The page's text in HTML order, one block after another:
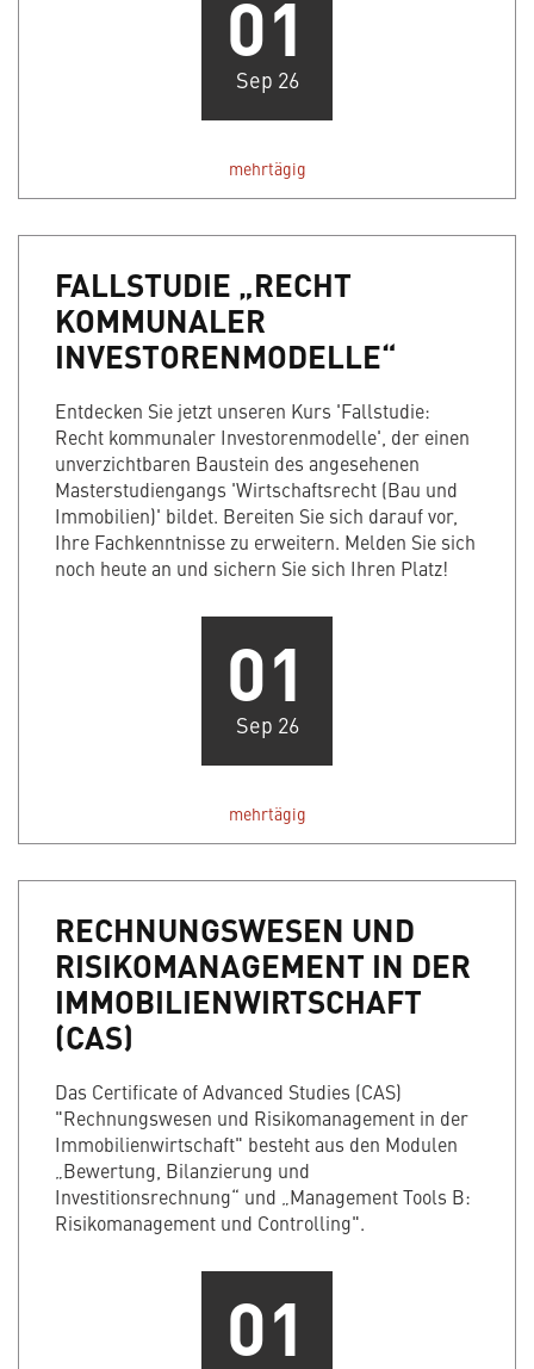
01
Sep 26
mehrtägig
FALLSTUDIE „RECHT
KOMMUNALER
INVESTORENMODELLE“
Entdecken Sie jetzt unseren Kurs 'Fallstudie:
Recht kommunaler Investorenmodelle', der einen
unverzichtbaren Baustein des angesehenen
Masterstudiengangs 'Wirtschaftsrecht (Bau und
Immobilien)' bildet. Bereiten Sie sich darauf vor,
Ihre Fachkenntnisse zu erweitern. Melden Sie sich
noch heute an und sichern Sie sich Ihren Platz!
01
Sep 26
mehrtägig
RECHNUNGSWESEN UND
RISIKOMANAGEMENT IN DER
IMMOBILIENWIRTSCHAFT
(CAS)
Das Certificate of Advanced Studies (CAS)
"Rechnungswesen und Risikomanagement in der
Immobilienwirtschaft" besteht aus den Modulen
„Bewertung, Bilanzierung und
Investitionsrechnung“ und „Management Tools B:
Risikomanagement und Controlling".
01